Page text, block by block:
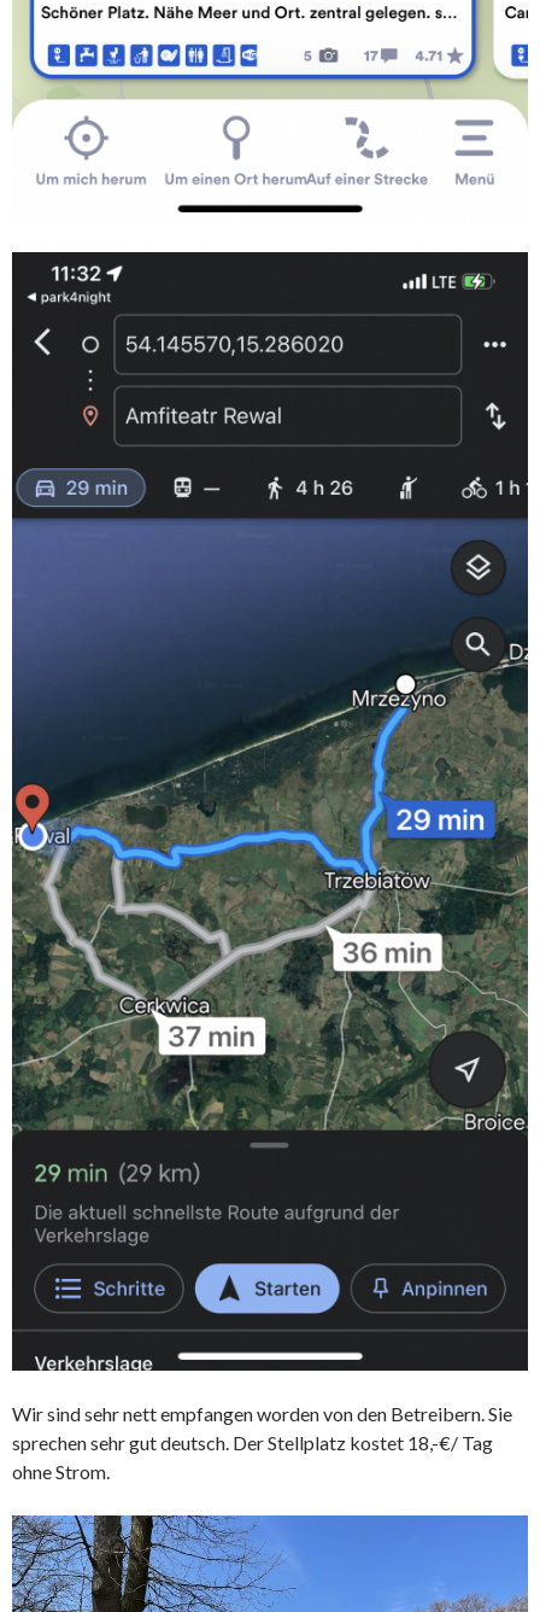
Wir sind sehr nett empfangen worden von den Betreibern. Sie
sprechen sehr gut deutsch. Der Stellplatz kostet 18,-€/ Tag
ohne Strom.